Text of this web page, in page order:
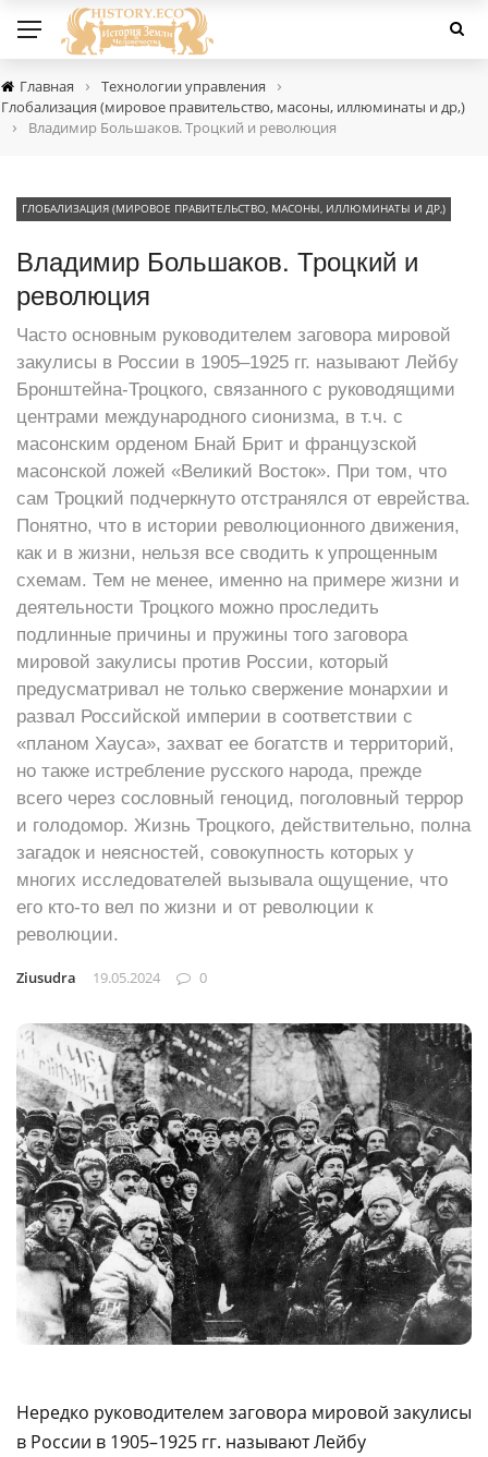
Главная › Технологии управления ›
Глобализация (мировое правительство, масоны, иллюминаты и др,)
› Владимир Большаков. Троцкий и революция
ГЛОБАЛИЗАЦИЯ (МИРОВОЕ ПРАВИТЕЛЬСТВО, МАСОНЫ, ИЛЛЮМИНАТЫ И ДР,)
Владимир Большаков. Троцкий и
революция
Часто основным руководителем заговора мировой
закулисы в России в 1905–1925 гг. называют Лейбу
Бронштейна-Троцкого, связанного с руководящими
центрами международного сионизма, в т.ч. с
масонским орденом Бнай Брит и французской
масонской ложей «Великий Восток». При том, что
сам Троцкий подчеркнуто отстранялся от еврейства.
Понятно, что в истории революционного движения,
как и в жизни, нельзя все сводить к упрощенным
схемам. Тем не менее, именно на примере жизни и
деятельности Троцкого можно проследить
подлинные причины и пружины того заговора
мировой закулисы против России, который
предусматривал не только свержение монархии и
развал Российской империи в соответствии с
«планом Хауса», захват ее богатств и территорий,
но также истребление русского народа, прежде
всего через сословный геноцид, поголовный террор
и голодомор. Жизнь Троцкого, действительно, полна
загадок и неясностей, совокупность которых у
многих исследователей вызывала ощущение, что
его кто-то вел по жизни и от революции к
революции.
Ziusudra 19.05.2024 0
Нередко руководителем заговора мировой закулисы
в России в 1905–1925 гг. называют Лейбу